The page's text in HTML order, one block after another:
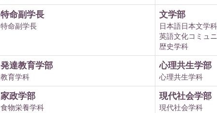
特命副学長
特命副学長
文学部
日本語日本文学科
英語文化コミュ
歴史学科
発達教育学部
教育学科
心理共生学部
心理共生学科
家政学部
食物栄養学科
現代社会学部
現代社会学科